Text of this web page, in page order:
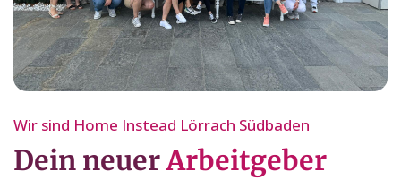
Wir sind Home Instead Lörrach Südbaden
Dein neuerArbeitgeber